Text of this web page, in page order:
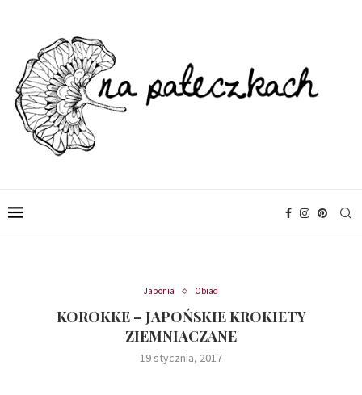
Japonia Obiad
KOROKKE – JAPOŃSKIE KROKIETY
ZIEMNIACZANE
19 stycznia, 2017